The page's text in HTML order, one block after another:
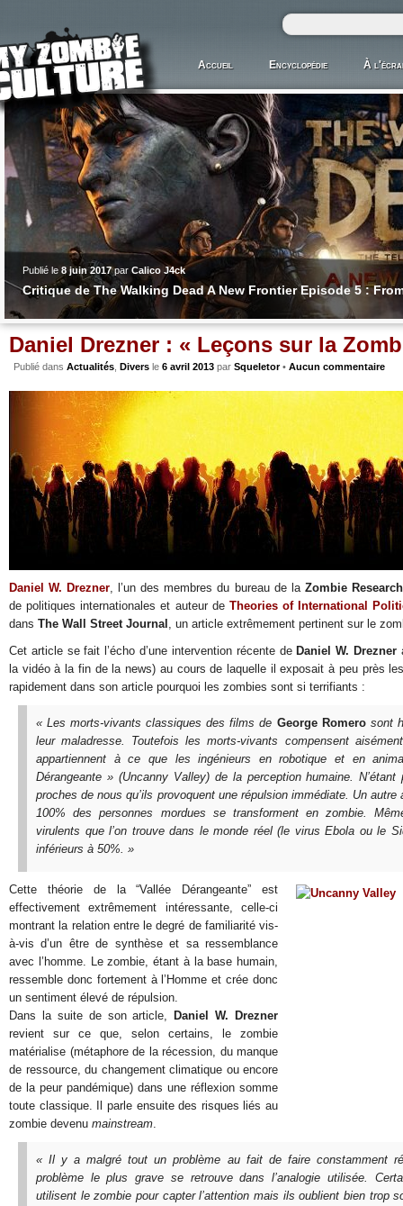
Accueil Encyclopédie À
Publié le 8 juin 2017par Calico J4ck
Critique de The Walking Dead A New Frontier Episode 5 :
Daniel Drezner : « Leçons sur la
Publié dans Actualités Divers le 6 avril 2013 par Squeletor• Aucun commentaire
Daniel W. Drezner, l’un des membres du bureau de la Zombie
de politiques internationales et auteur de Theories of International
dans The Wall Street Journal , un article extrêmement pertinent sur le
Cet article se fait l’écho d’une intervention récente de Daniel W. Drezner
la vidéo à la fin de la news) au cours de laquelle il exposait à peu près
rapidement dans son article pourquoi les zombies sont si terrifiants :
« Les morts-vivants classiques des films de George Romerosont
leur maladresse. Toutefois les morts-vivants compensent
appartiennent à ce que les ingénieurs en robotique et en
Dérangeante » (Uncanny Valley) de la perception humaine.
proches de nous qu’ils provoquent une répulsion immédiate. Un
100% des personnes mordues se transforment en zombie.
virulents que l’on trouve dans le monde réel (le virus Ebola ou le
inférieurs à 50%. »
Cette théorie de la “Vallée Dérangeante” est
effectivement extrêmement intéressante, celle-ci
montrant la relation entre le degré de familiarité vis-
à-vis d’un être de synthèse et sa ressemblance
avec l’homme. Le zombie, étant à la base humain,
ressemble donc fortement à l’Homme et crée donc
un sentiment élevé de répulsion.
Dans la suite de son article,
Daniel W. Drezner
revient sur ce que, selon certains, le zombie
matérialise (métaphore de la récession, du manque
de ressource, du changement climatique ou encore
de la peur pandémique) dans une réflexion somme
toute classique. Il parle ensuite des risques liés au
zombie devenu mainstream.
« Il y a malgré tout un problème au fait de faire constamment
problème le plus grave se retrouve dans l’analogie utilisée.
utilisent le zombie pour capter l’attention mais ils oublient bien trop